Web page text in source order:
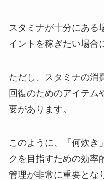
スタミナが十分にある
イントを稼ぎたい場合
ただし、スタミナの消
回復のためのアイテム
要があります。
このように、「何炊き
クを目指すための効率
管理が非常に重要とな